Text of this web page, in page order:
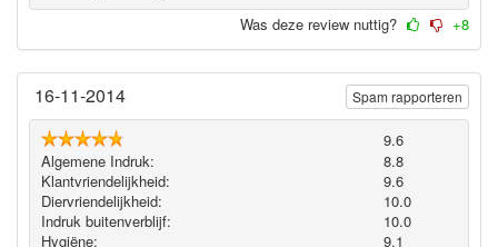
Was deze review nuttig? +8
16-11-2014
9.6
Algemene Indruk:
8.8
Klantvriendelijkheid:
9.6
Diervriendelijkheid:
10.0
Indruk buitenverblijf:
10.0
Hygiëne‎:
9.1
Spam rapporteren